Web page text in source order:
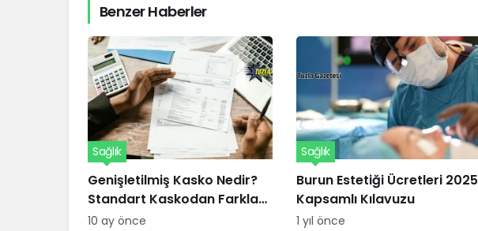
Benzer Haberler
Genişletilmiş Kasko Nedir?
Standart Kaskodan Farkları
ve Avantajları Nelerdir?
Sağlık
10 ay önce
Burun Estetiği Ücretleri 2025
Kapsamlı Kılavuzu
Sağlık
1 yıl önce